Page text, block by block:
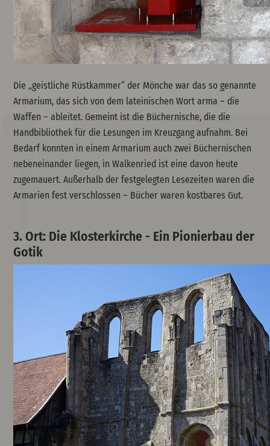
Die „geistliche Rüstkammer“ der Mönche war das so genannte
Armarium, das sich von dem lateinischen Wortarma – die
Waffen – ableitet. Gemeint ist die Büchernische, die die
Handbibliothek für die Lesungen im Kreuzgang aufnahm. Bei
Bedarf konnten in einem Armarium auch zwei Büchernischen
nebeneinander liegen, in Walkenried ist eine davon heute
zugemauert. Außerhalb der festgelegten Lesezeiten waren die
Armarien fest verschlossen – Bücher waren kostbares Gut.
3. Ort: Die Klosterkirche - Ein Pionierbau der
Gotik